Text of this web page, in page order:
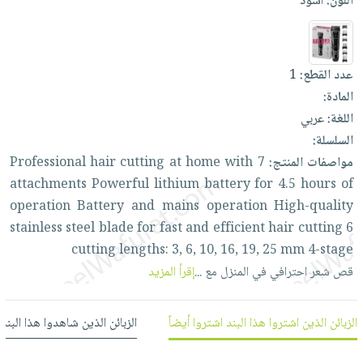
العناية
بالأسنان
الحمية
والتغذية
أدوات
المائدة
الأوعية
والتخزين
أدوات
المطبخ
الأكثر
مبيعاً
العودة
للمدارس
اكسسوارات
كتب
اكسسوارات
منزلية
اكسسوارات
ملابس
مطرزات
حقائب
حلي
عناية
بالذات
شحن
مجاني
بنود
مختارةاشتراكات
كل
الاشتراكات
صندوق
القراءة
iKitab
بلا
حدود
بحث
متقدم
نيل
وفرات
عن
سياسة
الشركة
حسابك
لائحة
الأمنيات
عدد القطع:1
المادة:
اللغة:عربي
السلسلة:
مواصفات المنتج:
Professionalhair cutting athomewith 7
attachments Powerful lithium batteryfor 4.5hours of
operationBattery and mains operationHigh-quality
stainless steelbladeforfastand efficienthair cutting 6
cuttinglengths: 3, 6, 10, 16, 19, 25mm4-stage
قص شعراحترافي في المنزل مع...إقرأ المزيد
الزبائن الذين اشتروا هذا البند اشتروا أيضاً الزبائن الذين شاهدوا هذا